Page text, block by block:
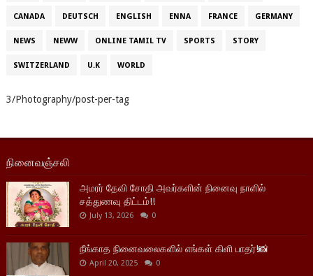
CANADA DEUTSCH ENGLISH ENNA FRANCE GERMANY
NEWS NEWW ONLINE TAMIL TV SPORTS STORY
SWITZERLAND U.K WORLD
3/Photography/post-per-tag
நினைவஞ்சலி
அமரர் தேவி சோதி அவர்களின் நினைவு நாளில்
சத்துணவு திட்டம்!!
July 13, 2026 0
நீங்காத நினைவலைகளில் எங்கள் கிளி பாதர்!📸
April 20, 2025 0